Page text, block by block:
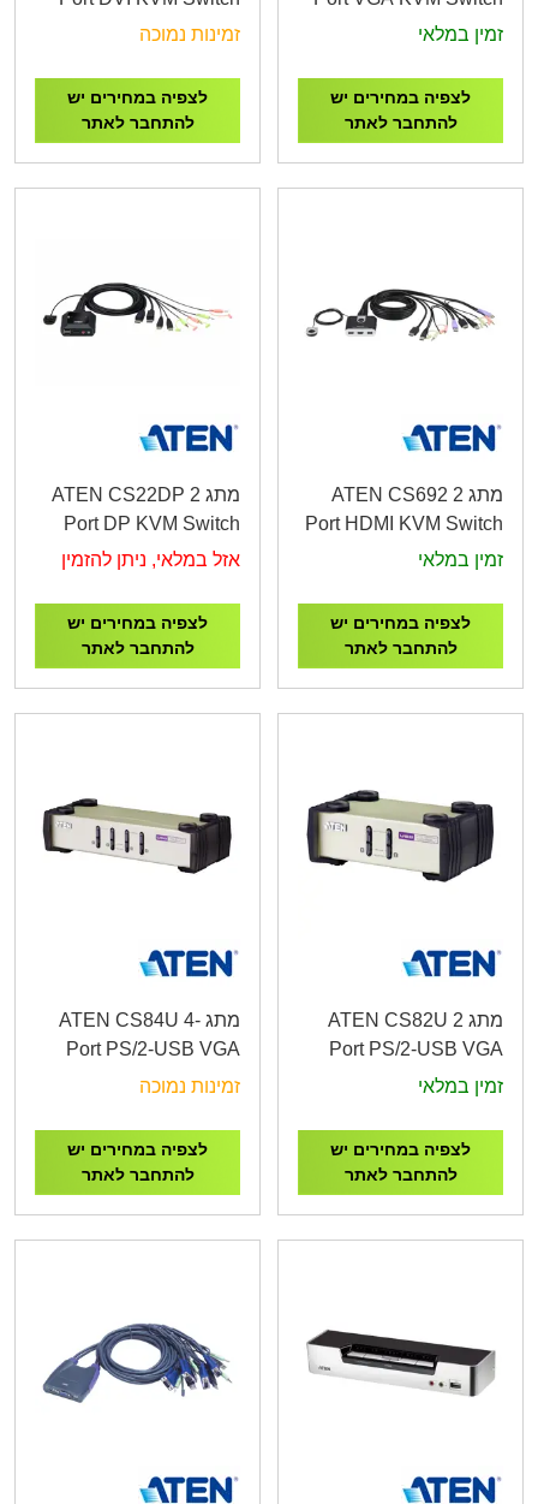
זמין במלאי
לצפיה במחירים יש
להתחבר לאתר
זמינות נמוכה
לצפיה במחירים יש
להתחבר לאתר
מתג ATEN CS692 2
Port HDMI KVM Switch
זמין במלאי
לצפיה במחירים יש
להתחבר לאתר
מתג ATEN CS22DP 2
Port DP KVM Switch
אזל במלאי, ניתן להזמין
לצפיה במחירים יש
להתחבר לאתר
מתג ATEN CS82U 2
Port PS/2-USB VGA
KVM Switch
זמין במלאי
לצפיה במחירים יש
להתחבר לאתר
מתג ATEN CS84U 4-
Port PS/2-USB VGA
KVM Switch
זמינות נמוכה
לצפיה במחירים יש
להתחבר לאתר